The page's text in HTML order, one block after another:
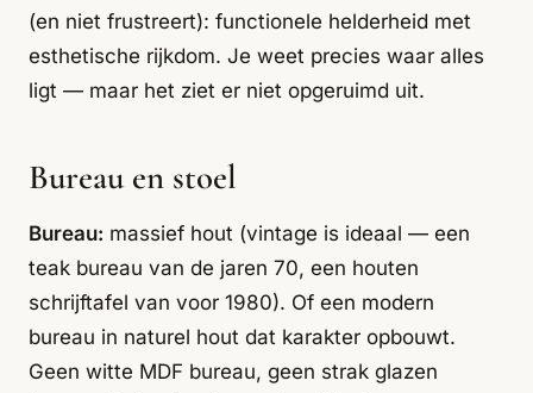
(en niet frustreert): functionele helderheid met
esthetische rijkdom. Je weet precies waar alles
ligt — maar het ziet er niet opgeruimd uit.
Bureau en stoel
Bureau: massief hout (vintage is ideaal — een
teak bureau van de jaren 70, een houten
schrijftafel van voor 1980). Of een modern
bureau in naturel hout dat karakter opbouwt.
Geen witte MDF bureau, geen strak glazen